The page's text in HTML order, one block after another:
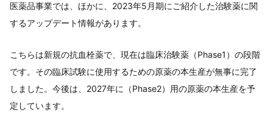
医薬品事業では、ほかに、2023年5月期にご紹介した治験薬に関
するアップデート情報があります。
こちらは新規の抗血栓薬で、現在は臨床治験薬（Phase1）の段階
です。その臨床試験に使用するための原薬の本生産が無事に完了
しました。今後は、2027年に（Phase2）用の原薬の本生産を予
定しています。